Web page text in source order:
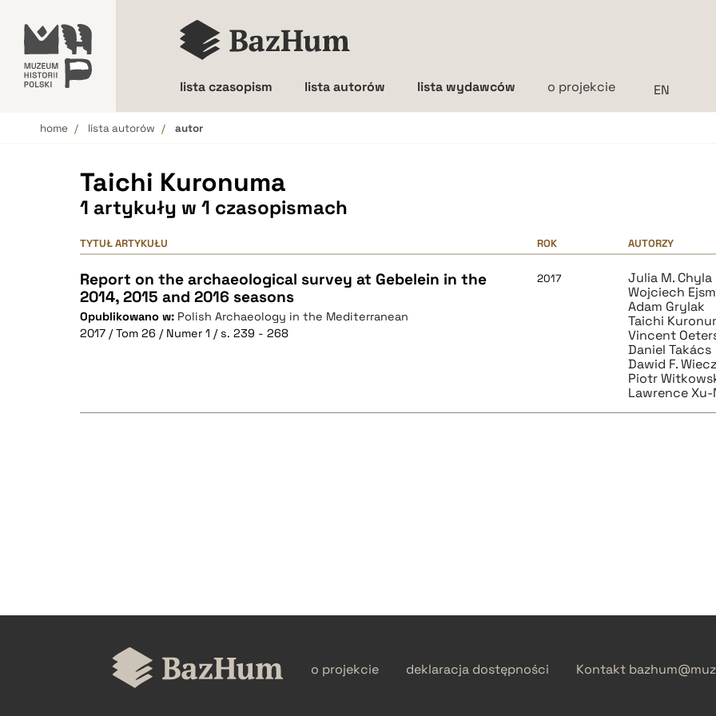
lista czasopism lista autorów lista wydawców o projekcie
home lista autorów autor
Taichi Kuronuma
1 artykuły w 1 czasopismach
TYTUŁ ARTYKUŁU ROK AUTORZY
Report on the archaeological survey at Gebelein in the
2014, 2015 and 2016 seasons
Opublikowano w: Polish Archaeology in the Mediterranean
2017 / Tom 26 / Numer 1 / s. 239 - 268
2017
Julia M. Chyla
Wojciech
Adam Grylak
Taichi
Vincent
Daniel Takács
Dawid F.
Piotr
Lawrence Xu-
o projekcie deklaracja dostępności Kontakt